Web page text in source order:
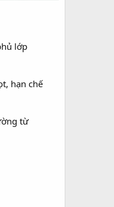
lớp
hạn chế
từ